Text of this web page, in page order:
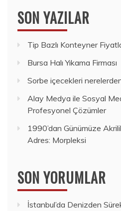
SON YAZILAR
Tip Bazlı Konteyner
Bursa Halı Yıkama Firması
Sorbe içecekleri nerelerden
Alay Medya ile Sosyal
Profesyonel Çözümler
1990’dan Günümüze
Adres: Morpleksi
SON YORUMLAR
İstanbul’da Denizden